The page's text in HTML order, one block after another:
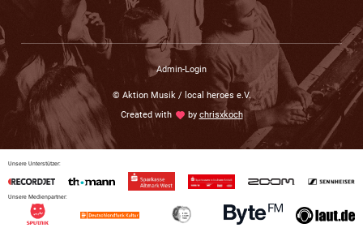
Admin-Login
© Aktion Musik / local heroes e.V.
Created withlove by chrisxkoch
Unsere Unterstützer:
Unsere Medienpartner: